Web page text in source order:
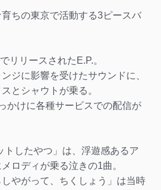
ちの東京で活動する3ピースバ
リリースされたE.P.。
ジに影響を受けたサウンドに、
とシャウトが乗る。
かけに各種サービスでの配信が
トしたやつ」は、浮遊感あるア
ロディが乗る泣きの1曲。
やがって、ちくしょう」は当時